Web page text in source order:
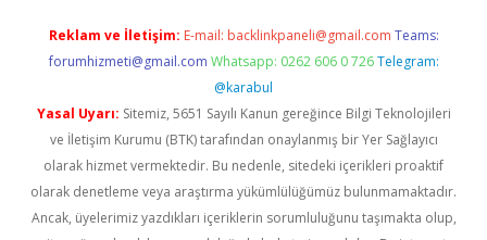
Reklam ve İletişim: E-mail: backlinkpaneli@gmail.com Teams:
forumhizmeti@gmail.com Whatsapp: 0262 606 0 726 Telegram:
@karabul
Yasal Uyarı: Sitemiz, 5651 Sayılı Kanun gereğince Bilgi Teknolojileri
ve İletişim Kurumu (BTK) tarafından onaylanmış bir Yer Sağlayıcı
olarak hizmet vermektedir. Bu nedenle, sitedeki içerikleri proaktif
olarak denetleme veya araştırma yükümlülüğümüz bulunmamaktadır.
Ancak, üyelerimiz yazdıkları içeriklerin sorumluluğunu taşımakta olup,